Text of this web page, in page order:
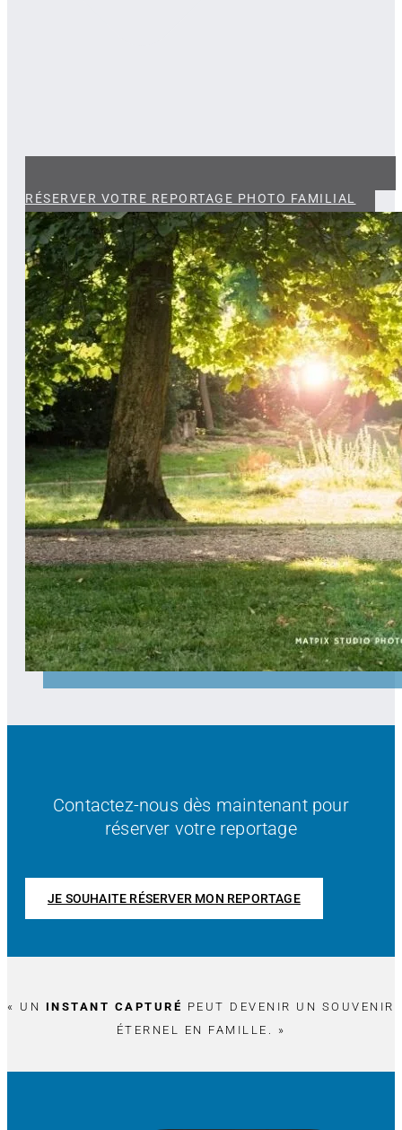
RÉSERVER VOTRE REPORTAGE PHOTO FAMILIAL
Contactez-nous dès maintenant pour
réserver votre reportage
JE SOUHAITE RÉSERVER MON REPORTAGE
« UN INSTANT CAPTURÉ PEUT DEVENIR UN SOUVENIR
ÉTERNEL EN FAMILLE. »